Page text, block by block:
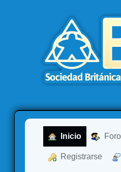
Inicio Foro
Registrarse